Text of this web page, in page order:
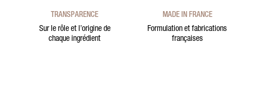
TRANSPARENCE
Sur le rôle et l’origine de
chaque ingrédient
MADE IN FRANCE
Formulation et fabrications
françaises